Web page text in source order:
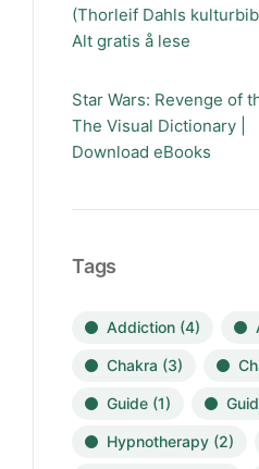
(Thorleif Dahls
Alt gratis å lese
Star Wars: Revenge of
The Visual Dictionary |
Download eBooks
Tags
Addiction (4)
Chakra (3)
Guide (1)
Hypnotherapy (2)